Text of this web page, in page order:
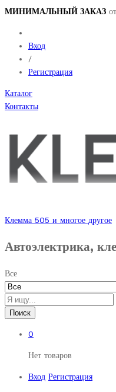
МИНИМАЛЬНЫЙ ЗАКАЗ
Вход
/
Регистрация
Каталог
Контакты
Клемма 505 и многое другое
Автоэлектрика,
Все
Поиск
0
Нет товаров
Вход Регистрация